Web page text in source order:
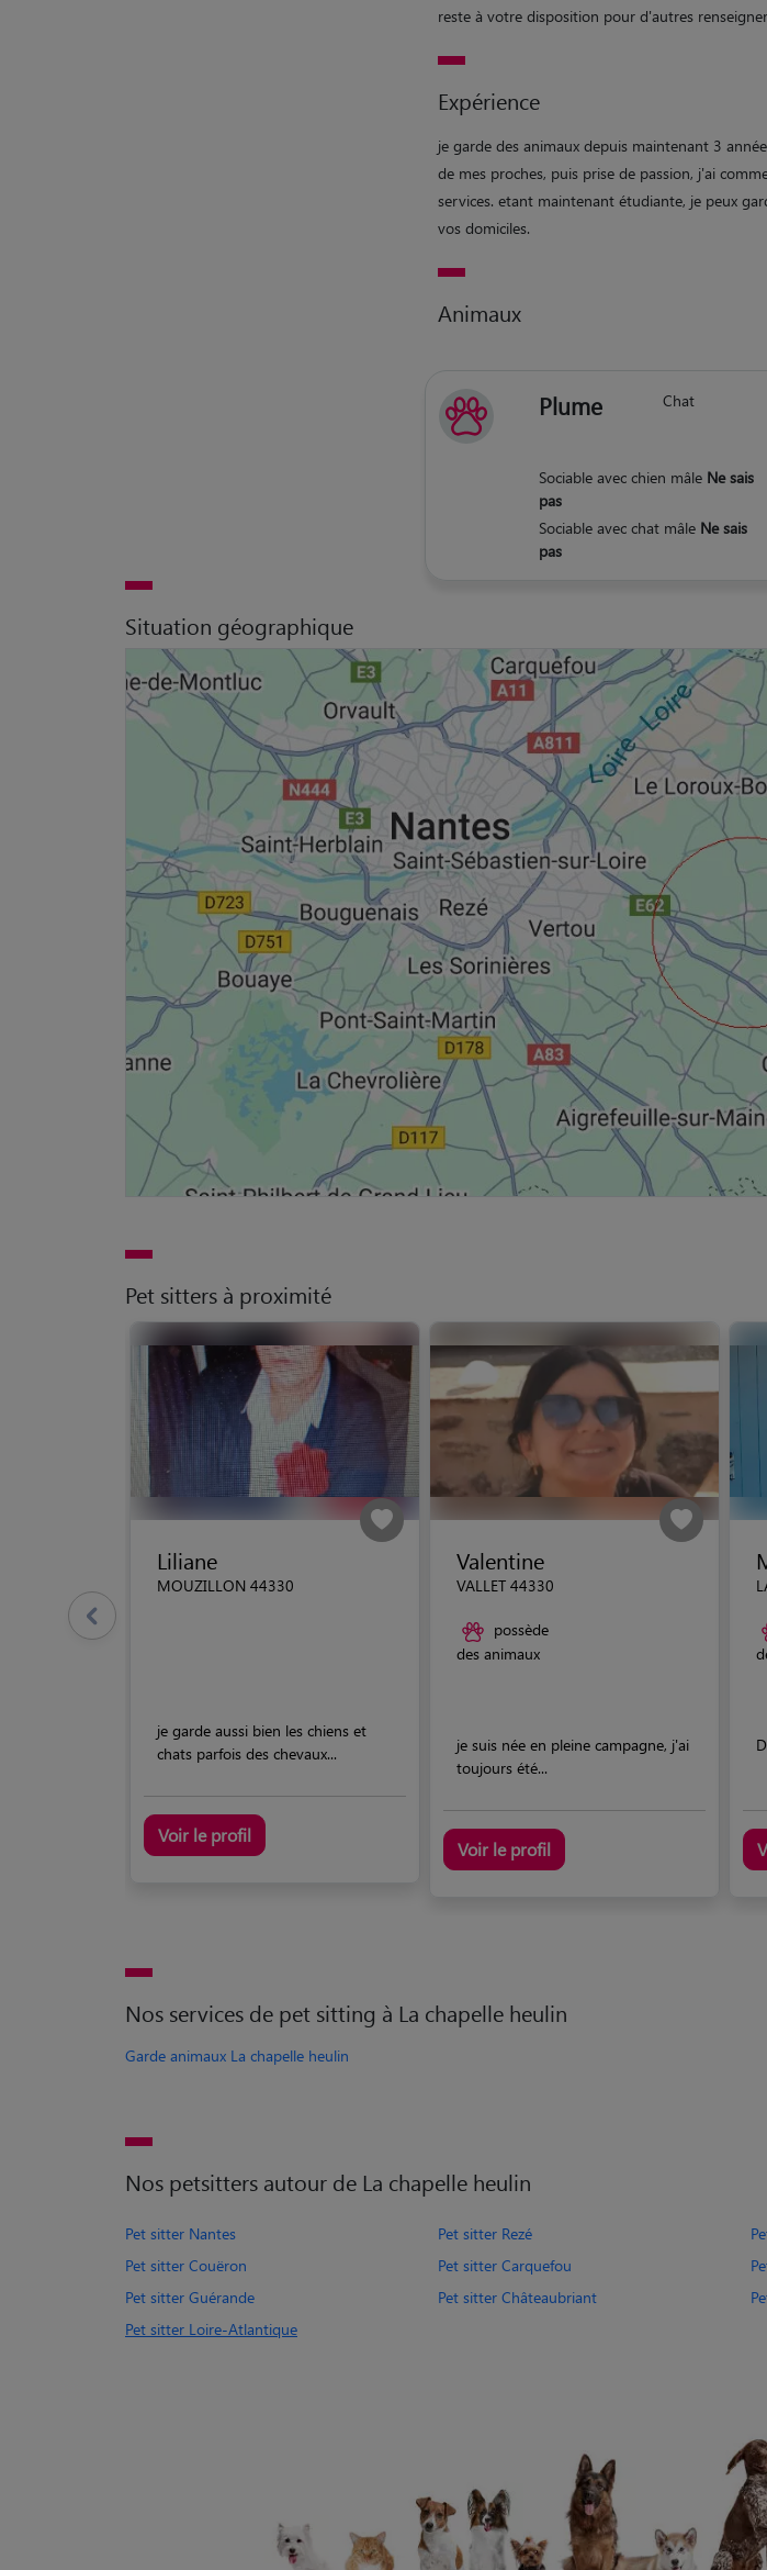
reste à votre disposition pour d'autres
Expérience
je garde des animaux depuis maintenant 3
de mes proches, puis prise de passion, j'ai
services. etant maintenant étudiante, je peux
vos domiciles.
Animaux
Plume Chat
Sociable avec chien mâle Ne sais
pas
Sociable avec chat mâle Ne sais
pas
Situation géographique
Pet sitters à proximité
Liliane
MOUZILLON 44330
je garde aussi bien les chiens et
chats parfois des chevaux...
Voir le profil
Valentine
VALLET 44330
possède
des animaux
je suis née en pleine campagne, j'ai
toujours été...
Voir le profil
Nos services de pet sitting à La chapelle heulin
Garde animaux La chapelle heulin
Nos petsitters autour de La chapelle heulin
Pet sitter Nantes Pet sitter Rezé
Pet sitter Couëron
Pet sitter Carquefou
Pet sitter Guérande
Pet sitter Châteaubriant
Pet sitter Loire-Atlantique